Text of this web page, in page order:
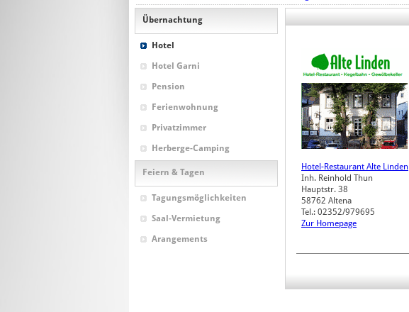
Übernachtung
Hotel
Hotel Garni
Pension
Ferienwohnung
Privatzimmer
Herberge-Camping
Feiern & Tagen
Tagungsmöglichkeiten
Saal-Vermietung
Arangements
Hotel-Restaurant Alte Linden
Inh. Reinhold Thun
Hauptstr. 38
58762 Altena
Tel.: 02352/979695
Zur Homepage